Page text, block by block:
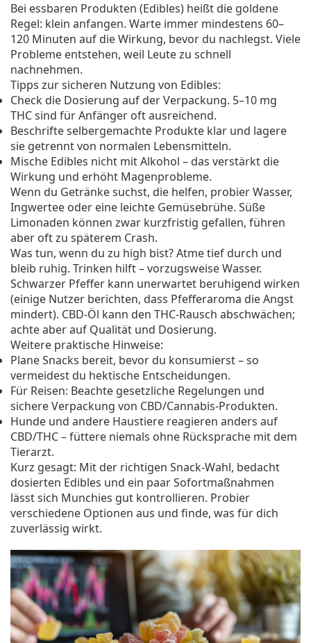
Bei essbaren Produkten (Edibles) heißt die goldene
Regel: klein anfangen. Warte immer mindestens 60–
120 Minuten auf die Wirkung, bevor du nachlegst. Viele
Probleme entstehen, weil Leute zu schnell
nachnehmen.
Tipps zur sicheren Nutzung von Edibles:
Check die Dosierung auf der Verpackung. 5–10 mg
THC sind für Anfänger oft ausreichend.
Beschrifte selbergemachte Produkte klar und lagere
sie getrennt von normalen Lebensmitteln.
Mische Edibles nicht mit Alkohol – das verstärkt die
Wirkung und erhöht Magenprobleme.
Wenn du Getränke suchst, die helfen, probier Wasser,
Ingwertee oder eine leichte Gemüsebrühe. Süße
Limonaden können zwar kurzfristig gefallen, führen
aber oft zu späterem Crash.
Was tun, wenn du zu high bist? Atme tief durch und
bleib ruhig. Trinken hilft – vorzugsweise Wasser.
Schwarzer Pfeffer kann unerwartet beruhigend wirken
(einige Nutzer berichten, dass Pfefferaroma die Angst
mindert). CBD-Öl kann den THC-Rausch abschwächen;
achte aber auf Qualität und Dosierung.
Weitere praktische Hinweise:
Plane Snacks bereit, bevor du konsumierst – so
vermeidest du hektische Entscheidungen.
Für Reisen: Beachte gesetzliche Regelungen und
sichere Verpackung von CBD/Cannabis-Produkten.
Hunde und andere Haustiere reagieren anders auf
CBD/THC – füttere niemals ohne Rücksprache mit dem
Tierarzt.
Kurz gesagt: Mit der richtigen Snack-Wahl, bedacht
dosierten Edibles und ein paar Sofortmaßnahmen
lässt sich Munchies gut kontrollieren. Probier
verschiedene Optionen aus und finde, was für dich
zuverlässig wirkt.